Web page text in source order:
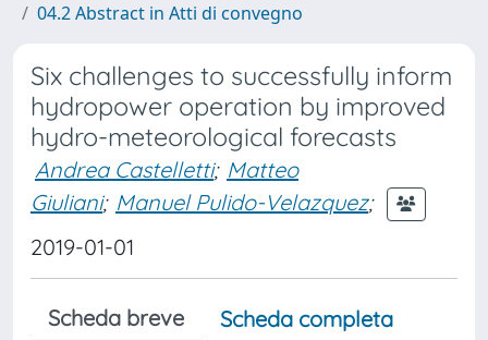
04.2 Abstract in Atti di convegno
Six challenges to successfully inform
hydropower operation by improved
hydro-meteorological forecasts
Andrea Castelletti; Matteo
Giuliani; Manuel Pulido-Velazquez;
2019-01-01
Scheda breve
Scheda completa